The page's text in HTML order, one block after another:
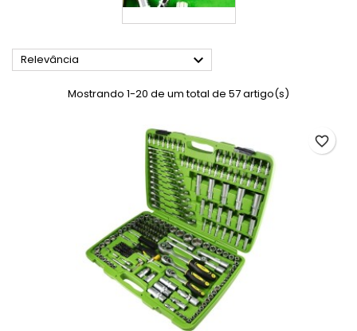
Relevância 
Mostrando 1-20 de um total de 57 artigo(s)
favorite_border